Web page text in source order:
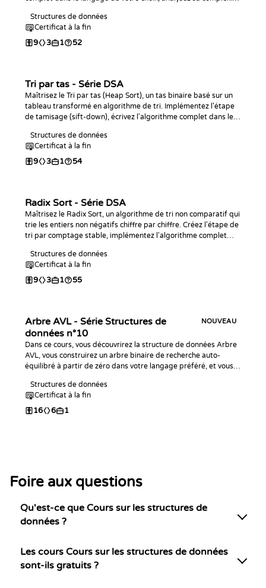
Structures de données
Certificat à la fin
9 3 1 52
Tri par tas - Série DSA
Maîtrisez le Tri par tas (Heap Sort), un tas binaire basé sur un
tableau transformé en algorithme de tri. Implémentez l'étape
de tamisage (sift-down), écrivez l'algorithme complet dans le
O(n log n) et spatiale en O(1), et entraînez-vous avec des défis
de programmation.
Structures de données
Certificat à la fin
9 3 1 54
Radix Sort - Série DSA
Maîtrisez le Radix Sort, un algorithme de tri non comparatif qui
trie les entiers non négatifs chiffre par chiffre. Créez l'étape de
tri par comptage stable, implémentez l'algorithme complet
temps linéaire et entraînez-vous avec des défis de
programmation.
Structures de données
Certificat à la fin
9 3 1 55
Arbre AVL - Série Structures de
données n°10
NOUVEAU
Dans ce cours, vous découvrirez la structure de données Arbre
AVL, vous construirez un arbre binaire de recherche auto-
équilibré à partir de zéro dans votre langage préféré, et vous
Structures de données
Certificat à la fin
16 6 1
Foire aux questions
Qu'est-ce que Cours sur les structures de
données ?
Les cours Cours sur les structures de données
sont-ils gratuits ?